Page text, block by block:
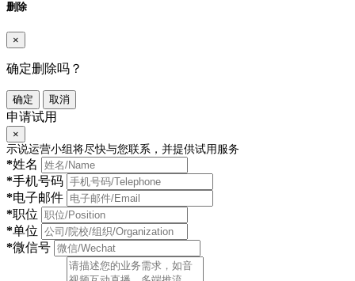
删除
×
确定删除吗？
确定 取消
申请试用
×
示说运营小组将尽快与您联系，并提供试用服务
*姓名
*手机号码
*电子邮件
*职位
*单位
*微信号